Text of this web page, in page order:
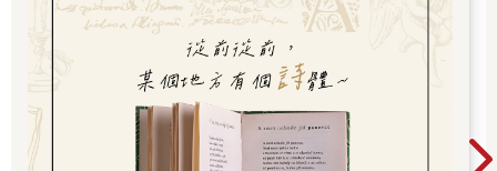
櫓灰飛煙滅。
故國神遊，多情應笑我、早生華髮。人間如夢，一樽還酹江月。
滔滔長江水，就像不停流逝的時間，在它們面前，任何前朝功
業、英雄豪傑最終都逃不脫成為歷史的命運。在赤壁的西邊，有
一些古代營壘的遺址，有人說，這就是三國周郎率領軍隊抗擊曹
操的地方。放眼望去，江邊亂石林立，直刺天空，波濤拍擊江